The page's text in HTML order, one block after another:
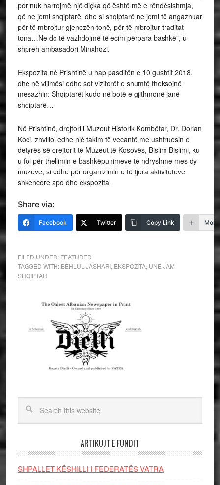
por nuk harrojmë një diçka që është më e rëndësishmja,
që ne jemi shqiptarë, dhe si shqiptarë ne jemi të angazhuar
për të mbrojtur gjenezën tonë, për të mbrojtur traditat
tona…Ne do të vazhdojmë të ecim përpara bashkë”, u
shpreh ambasadori Minxhozi.
Ekspozita në Prishtinë u hap pasditën e 10 gushtit 2018,
dhe në vijimësi edhe sot vizitorët e shumtë theksojnë
mesazhin: Shqiptarët kudo në botë e gjithmonë janë
shqiptarë…
Në Prishtinë, drejtori i Muzeut Historik Kombëtar, Dr. Dorian
Koçi, zhvilloi edhe një takim të veçantë me ushtruesin e
detyrës së drejtorit të Muzeut të Kosovës, Bislim Bislimi, ku
u fol për thellimin e bashkëpunimeve të ndryshme mes dy
muzeve, si edhe për organizimin e të tjera aktiviteteve
shkencore apo dhe ekspozita.
Share via:
Facebook Twitter Copy Link More
FILED UNDER: FEATURED
TAGGED WITH: BEHLUL JASHARI, EKSPOZITA, UNE JAM
SHQIPTAR
ARTIKUJT E FUNDIT
SHPALLET KËSHILLI I FEDERATËS VATRA